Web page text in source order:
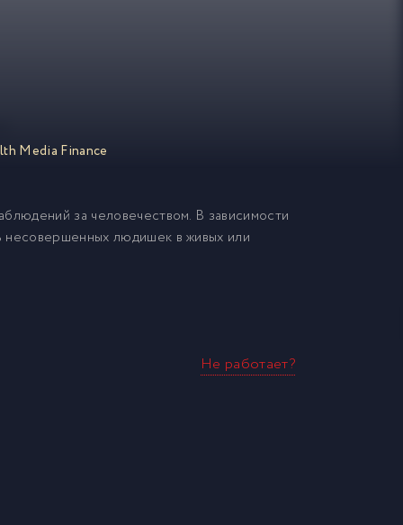
Media Finance
за человечеством. В зависимости
несовершенных людишек в живых или
Не работает?